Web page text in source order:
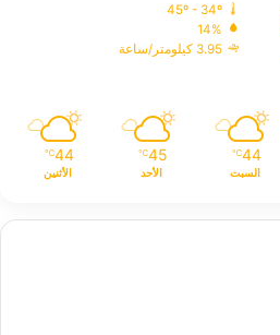
45º - 34º
14%
3.95 كيلومتر/ساعة
44
℃
السبت
45
℃
الأحد
44
℃
الأثنين